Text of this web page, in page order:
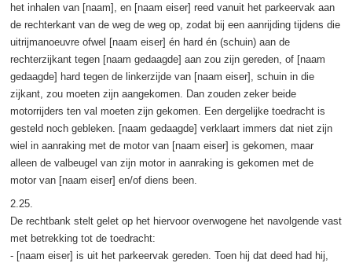
het inhalen van [naam], en [naam eiser] reed vanuit het parkeervak aan
de rechterkant van de weg de weg op, zodat bij een aanrijding tijdens die
uitrijmanoeuvre ofwel [naam eiser] én hard én (schuin) aan de
rechterzijkant tegen [naam gedaagde] aan zou zijn gereden, of [naam
gedaagde] hard tegen de linkerzijde van [naam eiser], schuin in die
zijkant, zou moeten zijn aangekomen. Dan zouden zeker beide
motorrijders ten val moeten zijn gekomen. Een dergelijke toedracht is
gesteld noch gebleken. [naam gedaagde] verklaart immers dat niet zijn
wiel in aanraking met de motor van [naam eiser] is gekomen, maar
alleen de valbeugel van zijn motor in aanraking is gekomen met de
motor van [naam eiser] en/of diens been.
2.25.
De rechtbank stelt gelet op het hiervoor overwogene het navolgende vast
met betrekking tot de toedracht:
- [naam eiser] is uit het parkeervak gereden. Toen hij dat deed had hij,